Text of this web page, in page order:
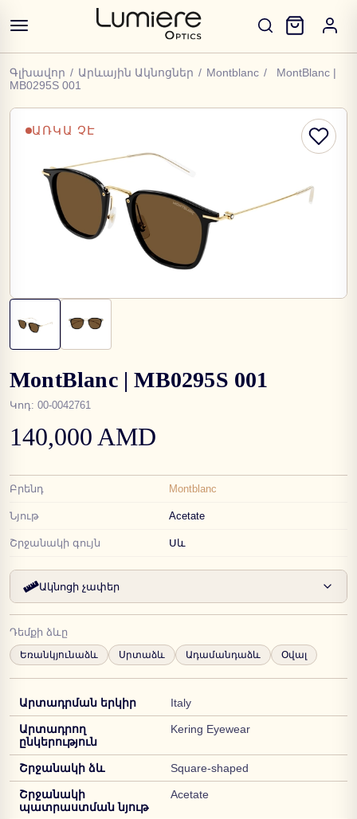
Գլխավոր / Արևային Ակնոցներ / Montblanc /
MontBlanc |
MB0295S 001
ԱՌԿԱ ՉԷ
MontBlanc | MB0295S 001
Կոդ: 00-0042761
140,000 AMD
Բրենդ Montblanc
Նյութ Acetate
Շրջանակի գույն Սև
Ակնոցի չափեր
Դեմքի ձևը
Եռանկյունաձև Սրտաձև Ադամանդաձև Օվալ
Արտադրման երկիր Italy
Արտադրող
ընկերություն
Kering Eyewear
Շրջանակի ձև Square-shaped
Շրջանակի
պատրաստման նյութ
Acetate